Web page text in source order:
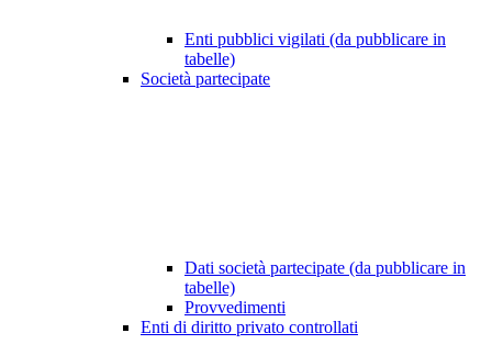
Enti pubblici vigilati (da pubblicare in
tabelle)
Società partecipate
Dati società partecipate (da pubblicare in
tabelle)
Provvedimenti
Enti di diritto privato controllati